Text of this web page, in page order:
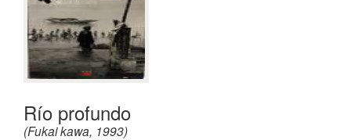
Río profundo
(Fukai kawa, 1993)